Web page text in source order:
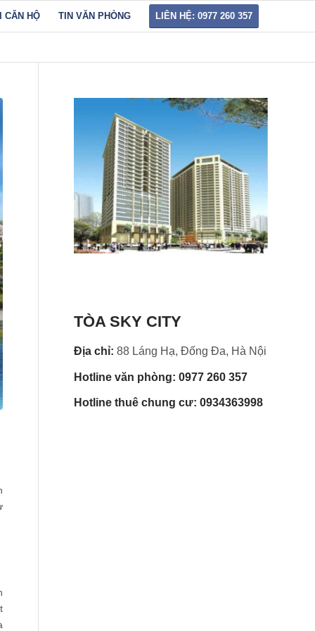
CĂN HỘ TIN VĂN PHÒNG LIÊN HỆ: 0977 260 357
TÒA SKY CITY
Địa chỉ: 88 Láng Hạ, Đống Đa, Hà Nội
Hotline văn phòng: 0977 260 357
Hotline thuê chung cư: 0934363998